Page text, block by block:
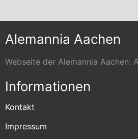
Alemannia Aachen
Webseite der Alemannia Aachen:
Informationen
Kontakt
Impressum